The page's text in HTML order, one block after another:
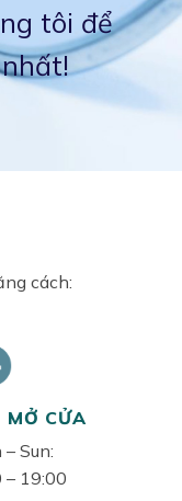
tôi để
cách:
MỞ CỬA
– Sun:
– 19:00